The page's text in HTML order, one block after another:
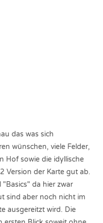
das was sich
wünschen, viele Felder,
Hof sowie die idyllische
Version der Karte gut ab.
da hier zwar
sind aber noch nicht im
ausgereitzt wird. Die